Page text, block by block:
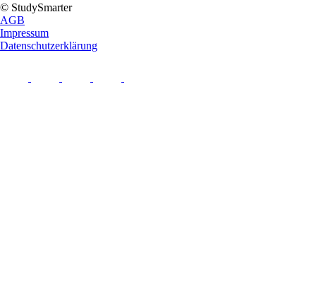
© StudySmarter
AGB
Impressum
Datenschutzerklärung